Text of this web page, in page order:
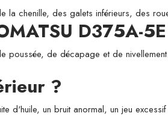
la chenille, des galets inférieurs, des
D375A-5E
de décapage et de
?
d'huile, un bruit anormal, un jeu